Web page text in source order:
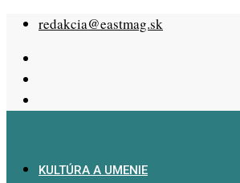
Skip
content
redakcia@eastmag.sk
KULTÚRA A UMENIE